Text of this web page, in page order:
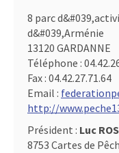
8 parc
d&#039,Arménie
13120 GARDANNE
Téléphone :
Fax : 04.42.27.71.64
Email :
http://
Président : Luc
8753 Cartes de